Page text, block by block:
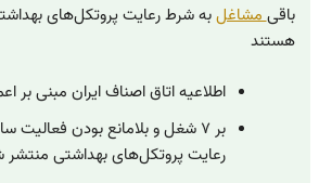
باقیمشاغلبه شرط رعایت پروتکل‌های
هستند
اطلاعیه اتاق اصناف ایران مبنی بر
بر ۷ شغل و بلامانع بودن
رعایت پروتکل‌های بهداشتی